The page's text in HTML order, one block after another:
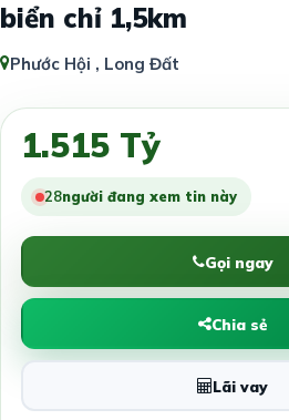
biển chỉ 1,5km
Phước Hội , Long Đất
1.515 Tỷ
27người đang xem tin này
Gọi ngay
Chia sẻ
Lãi vay